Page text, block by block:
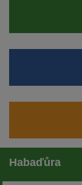
Habaďůra